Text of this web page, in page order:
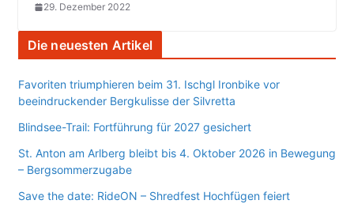
29. Dezember 2022
Die neuesten Artikel
Favoriten triumphieren beim 31. Ischgl Ironbike vor
beeindruckender Bergkulisse der Silvretta
Blindsee-Trail: Fortführung für 2027 gesichert
St. Anton am Arlberg bleibt bis 4. Oktober 2026 in Bewegung
– Bergsommerzugabe
Save the date: RideON – Shredfest Hochfügen feiert